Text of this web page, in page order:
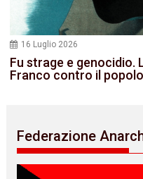
16 Luglio 2026
Fu strage e genocidio.
Franco contro il
Federazione